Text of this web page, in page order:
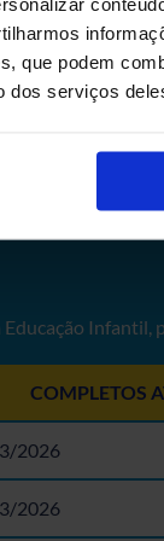
que podem
dos serviços
Infantil,
COMPLETOS
2026
2026